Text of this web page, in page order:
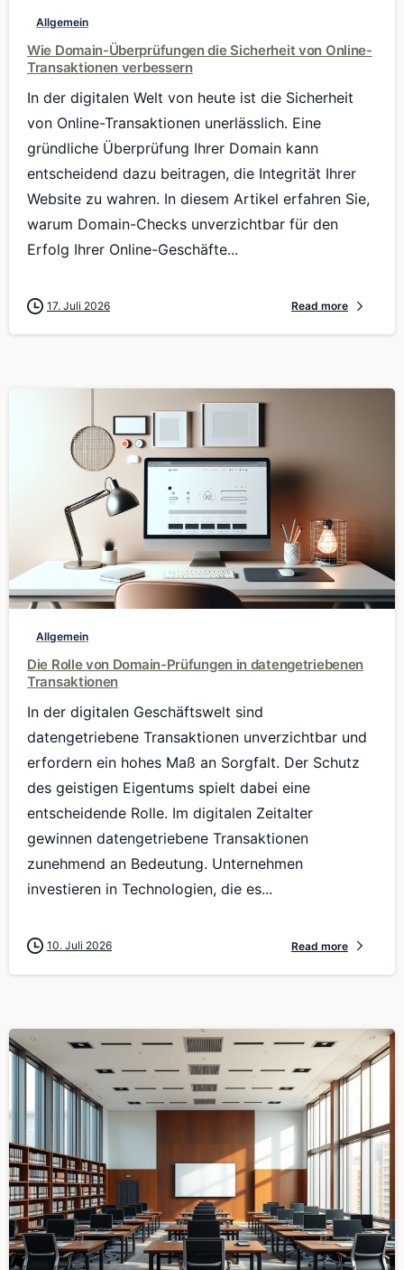
Allgemein
Wie Domain-Überprüfungen die Sicherheit von Online-
Transaktionen verbessern
In der digitalen Welt von heute ist die Sicherheit
von Online-Transaktionen unerlässlich. Eine
gründliche Überprüfung Ihrer Domain kann
entscheidend dazu beitragen, die Integrität Ihrer
Website zu wahren. In diesem Artikel erfahren Sie,
warum Domain-Checks unverzichtbar für den
Erfolg Ihrer Online-Geschäfte...
17. Juli 2026 Read more
Allgemein
Die Rolle von Domain-Prüfungen in datengetriebenen
Transaktionen
In der digitalen Geschäftswelt sind
datengetriebene Transaktionen unverzichtbar und
erfordern ein hohes Maß an Sorgfalt. Der Schutz
des geistigen Eigentums spielt dabei eine
entscheidende Rolle. Im digitalen Zeitalter
gewinnen datengetriebene Transaktionen
zunehmend an Bedeutung. Unternehmen
investieren in Technologien, die es...
10. Juli 2026 Read more